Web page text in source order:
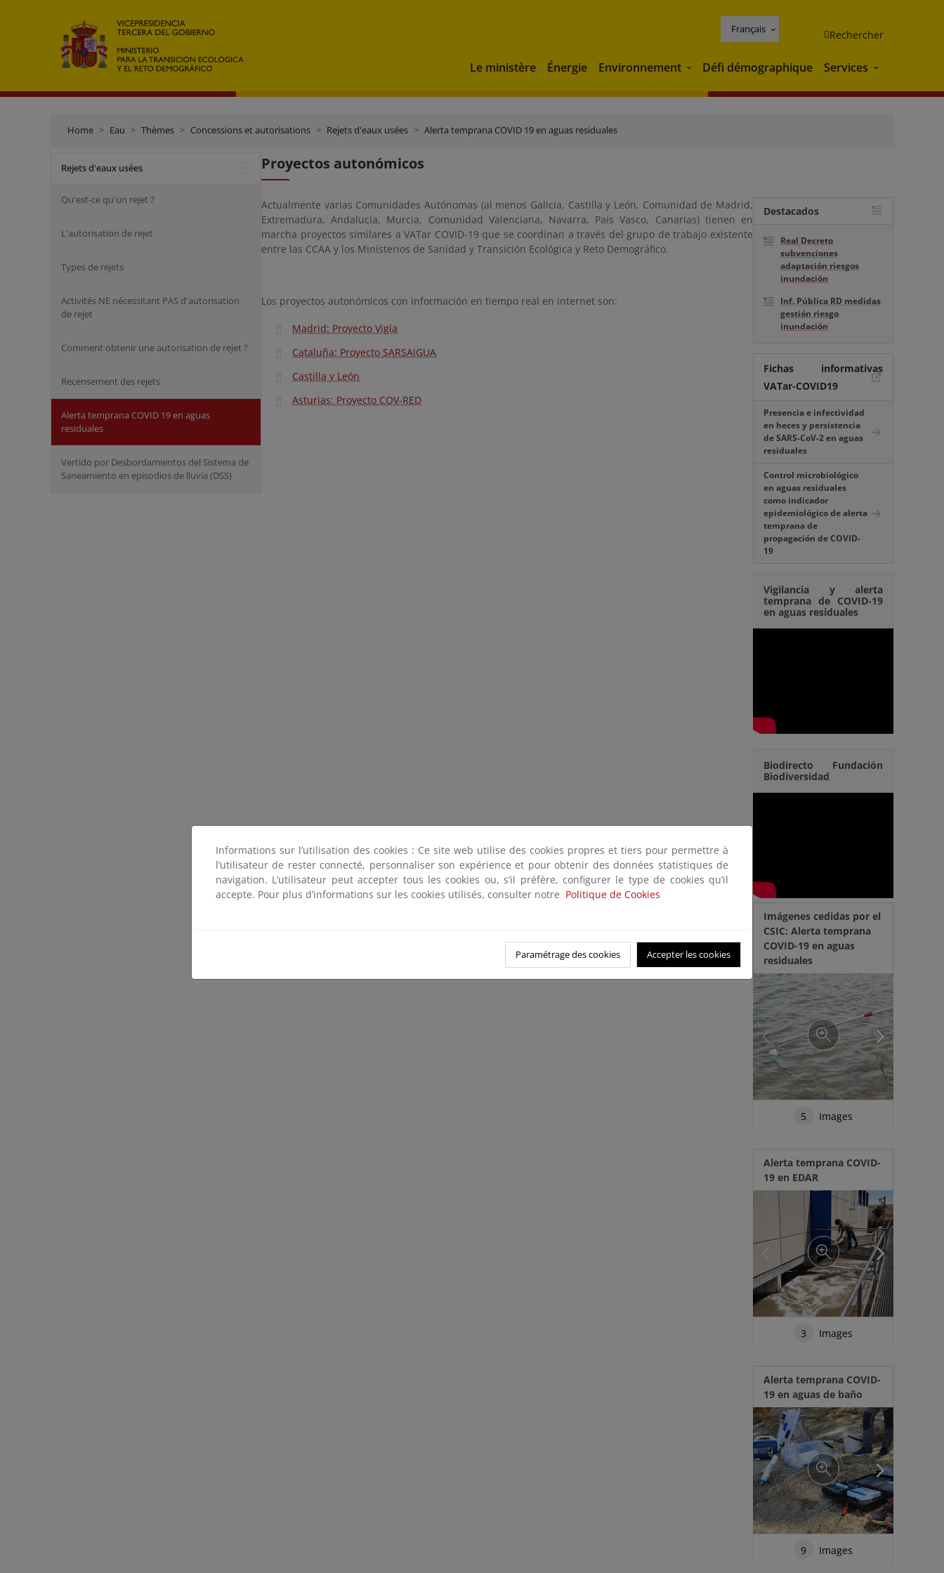
Français Rechercher
Le ministère Énergie Environnement Environnement
Défi démographique Services Services
Home Eau Thèmes Concessions et autorisations Rejets d'eaux usées Alerta temprana COVID 19 en aguas residuales
Rejets d'eaux usées
Qu'est-ce qu'un rejet ?
L'autorisation de rejet
Types de rejets
Activités NE nécessitant PAS d'autorisation
de rejet
Comment obtenir une autorisation de rejet ?
Recensement des rejets
Alerta temprana COVID 19 en aguas
residuales
Vertido por Desbordamientos del Sistema de
Saneamiento en episodios de lluvia (DSS)
Proyectos autonómicos
Actualmente varias Comunidades Autónomas (al menos Galicia, Castilla y León, Comunidad de Madrid,
Extremadura, Andalucía, Murcia, Comunidad Valenciana, Navarra, País Vasco, Canarias) tienen en
marcha proyectos similares a VATar COVID-19 que se coordinan a través del grupo de trabajo existente
entre las CCAA y los Ministerios de Sanidad y Transición Ecológica y Reto Demográfico.
Los proyectos autonómicos con información en tiempo real en internet son:
Madrid: Proyecto Vigía
Cataluña: Proyecto SARSAIGUA
Castilla y León
Asturias: Proyecto COV-RED
Destacados
Real Decreto
subvenciones
adaptación riesgos
inundación
Inf. Pública RD medidas
gestión riesgo
inundación
Fichas informativas
VATar-COVID19
Presencia e infectividad
en heces y persistencia
de SARS-CoV-2 en aguas
residuales
Control microbiológico
en aguas residuales
como indicador
epidemiológico de alerta
temprana de
propagación de COVID-
19
Vigilancia y alerta
temprana de COVID-19
en aguas residuales
Biodirecto Fundación
Biodiversidad
Imágenes cedidas por el
CSIC: Alerta temprana
COVID-19 en aguas
residuales
5 Images
Alerta temprana COVID-
19 en EDAR
3 Images
Alerta temprana COVID-
19 en aguas de baño
9 Images
Informations sur l’utilisation des cookies : Ce site web utilise des cookies propres et tiers pour permettre à
l’utilisateur de rester connecté, personnaliser son expérience et pour obtenir des données statistiques de
navigation. L’utilisateur peut accepter tous les cookies ou, s’il préfère, configurer le type de cookies qu’il
accepte. Pour plus d’informations sur les cookies utilisés, consulter notre Politique de Cookies
Paramétrage des cookies Accepter les cookies